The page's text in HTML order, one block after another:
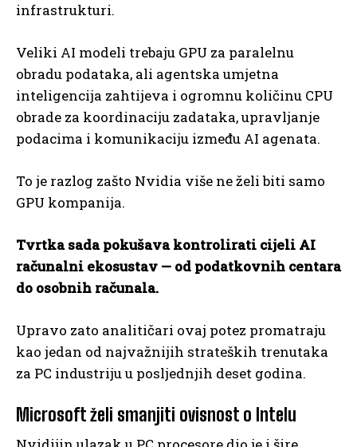
infrastrukturi.
Veliki AI modeli trebaju GPU za paralelnu
obradu podataka, ali agentska umjetna
inteligencija zahtijeva i ogromnu količinu CPU
obrade za koordinaciju zadataka, upravljanje
podacima i komunikaciju između AI agenata.
To je razlog zašto Nvidia više ne želi biti samo
GPU kompanija.
Tvrtka sada pokušava kontrolirati cijeli AI
računalni ekosustav — od podatkovnih centara
do osobnih računala.
Upravo zato analitičari ovaj potez promatraju
kao jedan od najvažnijih strateških trenutaka
za PC industriju u posljednjih deset godina.
Microsoft želi smanjiti ovisnost o Intelu